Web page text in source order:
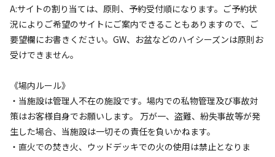
A:サイトの割り当ては、原則、予約受付順になります。ご予約状
況によりご希望のサイトにご案内できることもありますので、ご
要望欄にお書きください。GW、お盆などのハイシーズンは原則お
受けできません。
《場内ルール》
・当施設は管理人不在の施設です。場内での私物管理及び事故対
策はお客様自身でお願いします。 万が一、盗難、紛失事故等が発
生した場合、当施設は一切その責任を負いかねます。
・直火での焚き火、ウッドデッキでの火の使用は禁止となりま
宿泊 区画サイト
【冬季限定】車山チャレンジ標高1,500m極
寒キャンプ